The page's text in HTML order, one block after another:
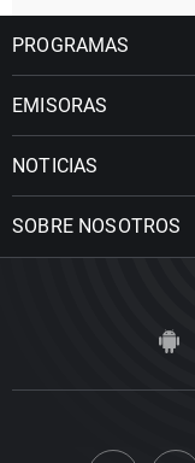
PROGRAMAS
EMISORAS
NOTICIAS
SOBRE NOSOTROS